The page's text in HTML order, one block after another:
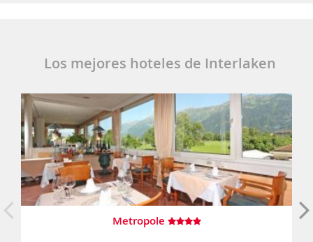
Los mejores hoteles de Interlaken
Metropole